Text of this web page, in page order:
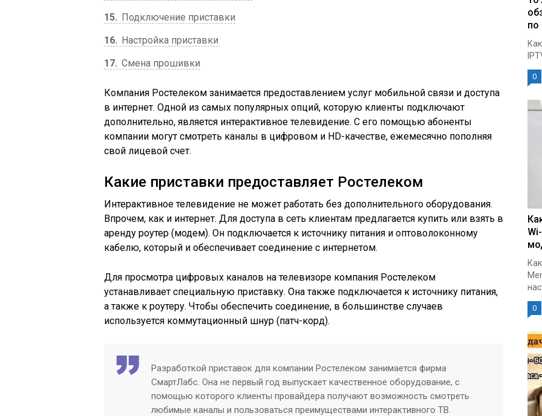
15
Подключение приставки
16
Настройка приставки
17 Смена прошивки
Компания Ростелеком занимается предоставлением услуг мобильной связи и доступа
в интернет. Одной из самых популярных опций, которую клиенты подключают
дополнительно, является интерактивное телевидение. С его помощью абоненты
компании могут смотреть каналы в цифровом и HD-качестве, ежемесячно пополняя
свой лицевой счет.
Какие приставки предоставляет Ростелеком
Интерактивное телевидение не может работать без дополнительного оборудования.
Впрочем, как и интернет. Для доступа в сеть клиентам предлагается купить или взять в
аренду роутер (модем). Он подключается к источнику питания и оптоволоконному
кабелю, который и обеспечивает соединение с интернетом.
Для просмотра цифровых каналов на телевизоре компания Ростелеком
устанавливает специальную приставку. Она также подключается к источнику питания,
а также к роутеру. Чтобы обеспечить соединение, в большинстве случаев
используется коммутационный шнур (патч-корд).
Разработкой приставок для компании Ростелеком занимается фирма
СмартЛабс. Она не первый год выпускает качественное оборудование, с
помощью которого клиенты провайдера получают возможность смотреть
любимые каналы и пользоваться преимуществами интерактивного ТВ.
по
0
0